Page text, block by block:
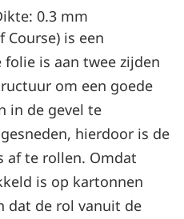
0.3 mm
Course) is een
is aan twee zijden
om een goede
in de gevel te
hierdoor is de
af te rollen. Omdat
is op kartonnen
dat de rol vanuit de